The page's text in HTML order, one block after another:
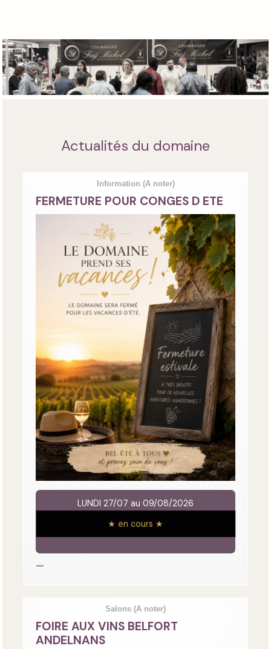
Actualités du domaine
Information (A noter)
FERMETURE POUR CONGES D ETE
LUNDI 27/07 au 09/08/2026
★ en cours ★
—
Salons (A noter)
FOIRE AUX VINS BELFORT
ANDELNANS